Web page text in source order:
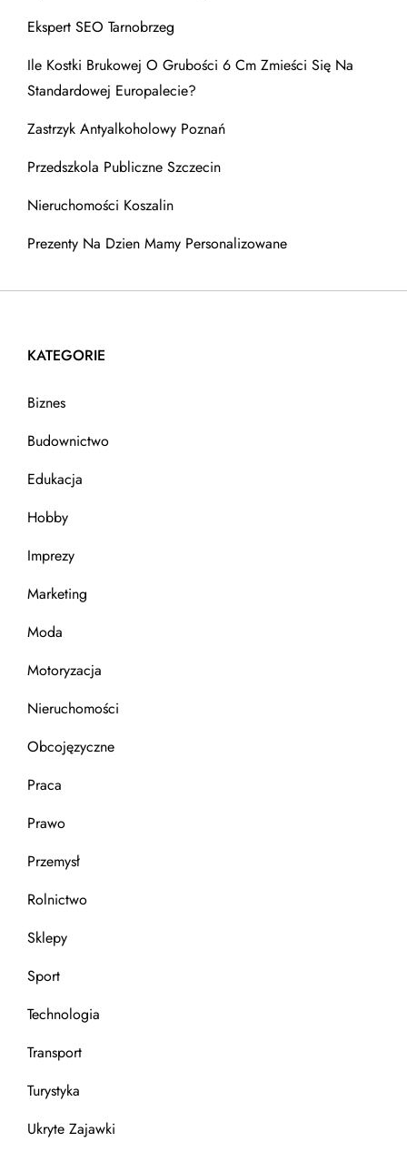
Ekspert SEO Tarnobrzeg
Ile Kostki Brukowej O Grubości 6 Cm Zmieści Się Na
Standardowej Europalecie?
Zastrzyk Antyalkoholowy Poznań
Przedszkola Publiczne Szczecin
Nieruchomości Koszalin
Prezenty Na Dzien Mamy Personalizowane
KATEGORIE
Biznes
Budownictwo
Edukacja
Hobby
Imprezy
Marketing
Moda
Motoryzacja
Nieruchomości
Obcojęzyczne
Praca
Prawo
Przemysł
Rolnictwo
Sklepy
Sport
Technologia
Transport
Turystyka
Ukryte Zajawki